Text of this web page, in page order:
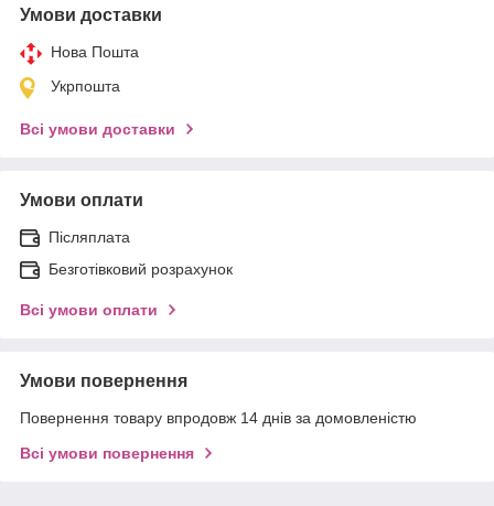
Умови доставки
Нова Пошта
Укрпошта
Всі умови доставки
Умови оплати
Післяплата
Безготівковий розрахунок
Всі умови оплати
Умови повернення
Повернення товару впродовж 14 днів за домовленістю
Всі умови повернення